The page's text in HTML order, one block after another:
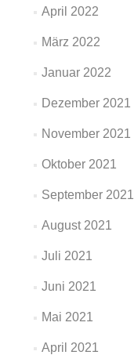
April 2022
März 2022
Januar 2022
Dezember 2021
November 2021
Oktober 2021
September 2021
August 2021
Juli 2021
Juni 2021
Mai 2021
April 2021